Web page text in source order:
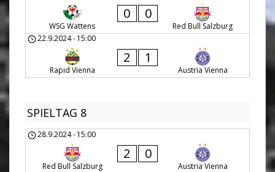
WSG Wattens
0 0
Red Bull Salzburg
22.9.2024-15:00
Rapid Vienna
2 1
Austria Vienna
SPIELTAG 8
28.9.2024-15:00
Red Bull Salzburg
2 0
Austria Vienna